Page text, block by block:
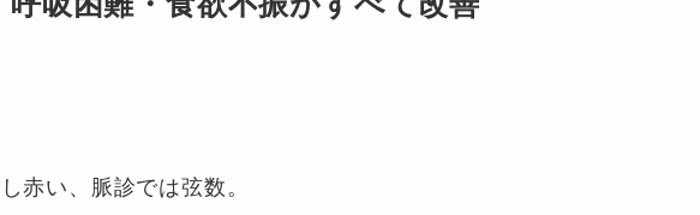
赤い、脈診では弦数。